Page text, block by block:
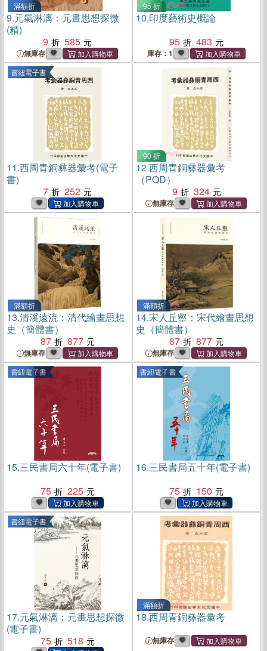
滿額折
9.元氣淋漓：元畫思想探微
(精)
9
585
無庫存
95 折
10.印度藝術史概論
95
483
庫存：1
書紐電子書
11.西周青銅彝器彙考(電子
書)
7
252
90 折
12.西周青銅彝器彙考
（POD）
9
324
無庫存
滿額折
13.清溪遠流：清代繪畫思想
史（簡體書）
87
877
無庫存
滿額折
14.宋人丘壑：宋代繪畫思想
史（簡體書）
87
877
無庫存
書紐電子書
15.三民書局六十年(電子書)
75
225
書紐電子書
16.三民書局五十年(電子書)
75
150
書紐電子書
17.元氣淋漓：元畫思想探微
(電子書)
75
518
滿額折
18.西周青銅彝器彙考
無庫存